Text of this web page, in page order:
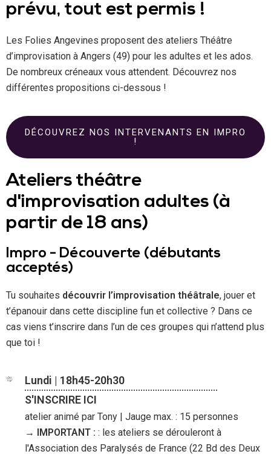
prévu, tout est permis !
Les Folies Angevines proposent des ateliers Théâtre
d’improvisation à Angers (49) pour les adultes et les ados.
De nombreux créneaux vous attendent. Découvrez nos
différentes propositions ci-dessous !
DÉCOUVREZ NOS INTERVENANTS EN IMPRO
!
Ateliers théâtre
d'improvisation adultes (à
partir de 18 ans)
Impro - Découverte (débutants
acceptés)
Tu souhaites découvrir l’improvisation théâtrale, jouer et
t’épanouir dans cette discipline fun et collective ? Dans ce
cas viens t’inscrire dans l’un de ces groupes qui n’attend plus
que toi !
Lundi | 18h45-20h30
S'INSCRIRE ICI
atelier animé par Tony | Jauge max. : 15 personnes
→ IMPORTANT : : les ateliers se dérouleront à
l'Association des Paralysés de France (22 Bd des Deux